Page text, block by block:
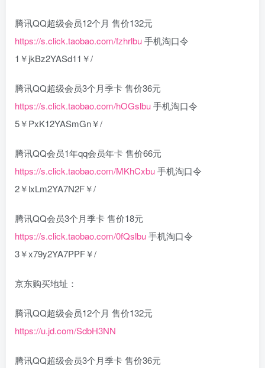
腾讯QQ超级会员12个月 售价132元
https://s.click.taobao.com/fzhrlbu手机淘口令
1￥jkBz2YASd11￥/
腾讯QQ超级会员3个月季卡 售价36元
https://s.click.taobao.com/hOGslbu手机淘口令
5￥PxK12YASmGn￥/
腾讯QQ会员1年qq会员年卡 售价66元
https://s.click.taobao.com/MKhCxbu手机淘口令
2￥lxLm2YA7N2F￥/
腾讯QQ会员3个月季卡 售价18元
https://s.click.taobao.com/0fQslbu手机淘口令
3￥x79y2YA7PPF￥/
京东购买地址：
腾讯QQ超级会员12个月 售价132元
https://u.jd.com/SdbH3NN
腾讯QQ超级会员3个月季卡 售价36元